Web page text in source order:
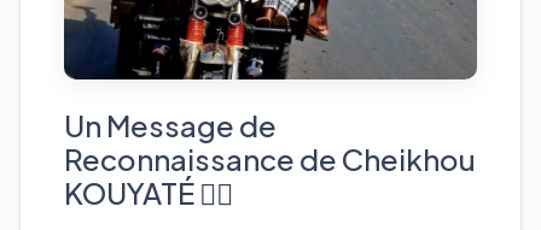
Un Message de
Reconnaissance de Cheikhou
KOUYATÉ 👉🏾